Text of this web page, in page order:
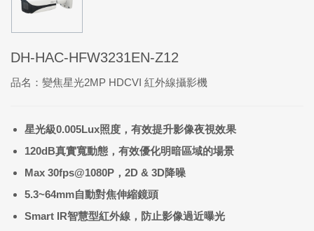
DH-HAC-HFW3231EN-Z12
品名：變焦星光2MP HDCVI 紅外線攝影機
星光級0.005Lux照度， 有效提升影像夜視效果
120dB真實寬動態，有效優化明暗區域的場景
Max 30fps@1080P ， 2D & 3D降噪
5.3~64mm自動對焦伸縮鏡頭
Smart IR智慧型紅外線，防止影像過近曝光